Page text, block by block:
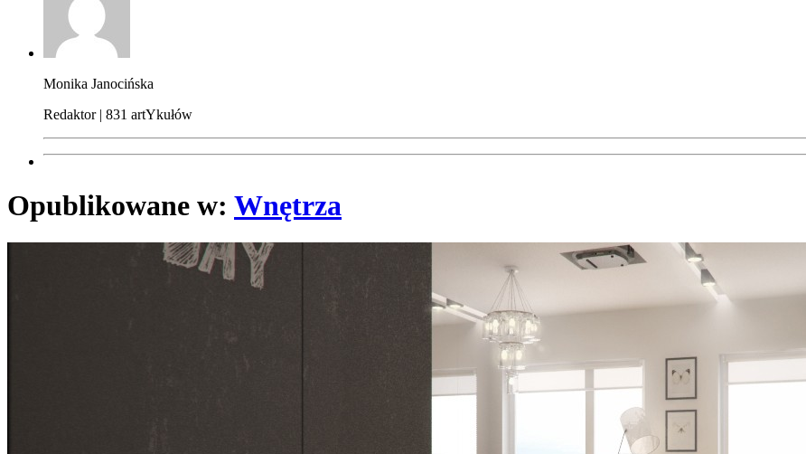
Monika Janocińska
Redaktor | 831 artYkułów
Opublikowane w: Wnętrza